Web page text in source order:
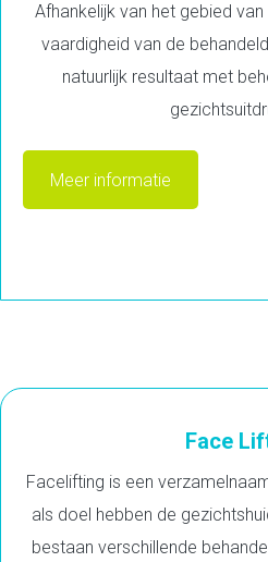
Afhankelijk van het gebied
vaardigheid van de
natuurlijk resultaat met
Meer informatie
Face
Facelifting is een
als doel hebben de
bestaan verschillende